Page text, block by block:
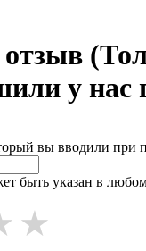
у нас
вы вводили при
быть указан в